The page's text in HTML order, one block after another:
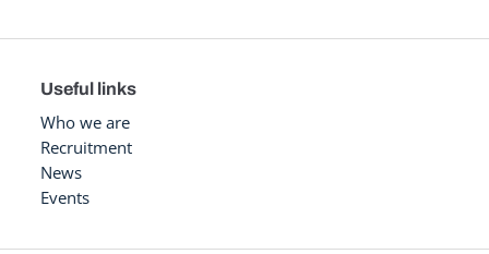
Useful links
Who we are
Recruitment
News
Events